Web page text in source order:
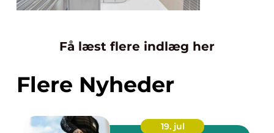
Få læst flere indlæg her
Flere Nyheder
19. jul